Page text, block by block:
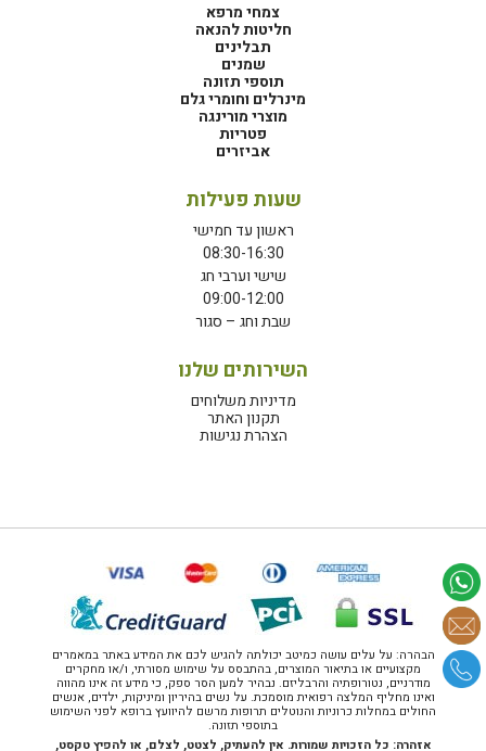
צמחי מרפא
חליטות להנאה
תבלינים
שמנים
תוספי תזונה
מינרלים וחומרי גלם
מוצרי מורינגה
פטריות
אביזרים
שעות פעילות
ראשון עד חמישי
08:30-16:30
שישי וערבי חג
09:00-12:00
שבת וחג – סגור
השירותים שלנו
מדיניות משלוחים
תקנון האתר
הצהרת נגישות
הבהרה: על עלים עושה כמיטב יכולתה להגיש לכם את המידע באתר במאמרים
מקצועיים או בתיאור המוצרים, בהתבסס על שימוש מסורתי, ו/או מחקרים
מודרניים, נטורופתיה והרבליזם. נבהיר למען הסר ספק, כי מידע זה אינו מהווה
ואינו מחליף המלצה רפואית מוסמכת. על נשים בהיריון ומיניקות, ילדים, אנשים
החולים במחלות כרוניות והנוטלים תרופות מרשם להיוועץ ברופא לפני השימוש
בתוספי תזונה.
אזהרה: כל הזכויות שמורות. אין להעתיק, לצטט, לצלם, או להפיץ טקסט,